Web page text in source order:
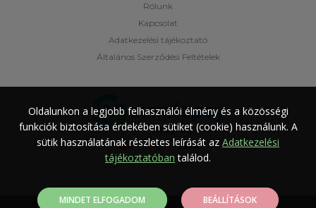
Oldalunkon a legjobb felhasználói élmény és a közösségi
funkciók biztosítása érdekében sütiket (cookie) használunk. A
sütik használatának részletes leírását az Adatkezelési
tájékoztatóban találod.
MINDET ELFOGADOM BEÁLLÍTÁSOK
Rólunk
Kapcsolat
Adatkezelési tájékoztató
Általános Szerződési Feltételek